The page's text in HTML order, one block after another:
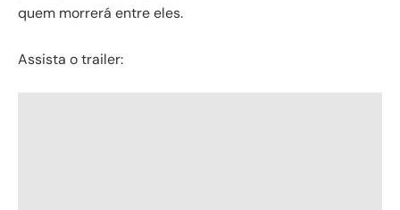
quem morrerá entre eles.
Assista o trailer: